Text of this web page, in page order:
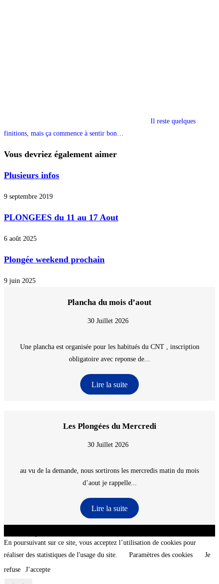
Il reste quelques
finitions, mais ça commence à sentir bon…
Vous devriez également aimer
Plusieurs infos
9 septembre 2019
PLONGEES du 11 au 17 Aout
6 août 2025
Plongée weekend prochain
9 juin 2025
Plancha du mois d’aout
30 Juillet 2026
Une plancha est organisée pour les habitués du CNT , inscription
obligatoire avec reponse de...
Lire la suite
Les Plongées du Mercredi
30 Juillet 2026
au vu de la demande, nous sortirons les mercredis matin du mois
d’aout je rappelle...
Lire la suite
En poursuivant sur ce site, vous acceptez l’utilisation de cookies pour
réaliser des statistiques de l'usage du site.
Paramètres des cookies
Je
refuse
J’accepte